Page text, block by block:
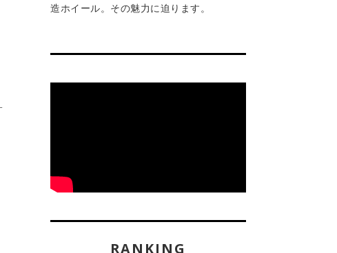
造ホイール。その魅力に迫ります。